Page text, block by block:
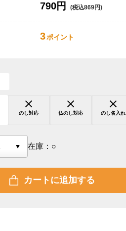
790円 (税込869円)
3ポイント
のし対応 仏のし対応 のし名入れ
在庫： ○
カートに追加する